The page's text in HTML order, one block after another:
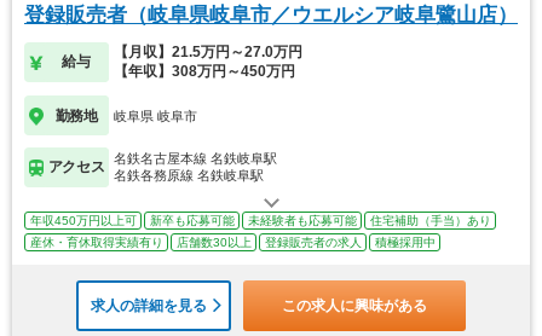
登録販売者（岐阜県岐阜市／ウエルシア岐阜鷺山店）
給与
【月収】21.5万円～27.0万円
【年収】308万円～450万円
勤務地 岐阜県 岐阜市
アクセス
名鉄名古屋本線 名鉄岐阜駅
名鉄各務原線 名鉄岐阜駅
年収450万円以上可 新卒も応募可能 未経験者も応募可能
住宅補助（手当）あり
産休・育休取得実績有り
店舗数30以上 登録販売者の求人 積極採用中
求人の詳細を見る この求人に興味がある